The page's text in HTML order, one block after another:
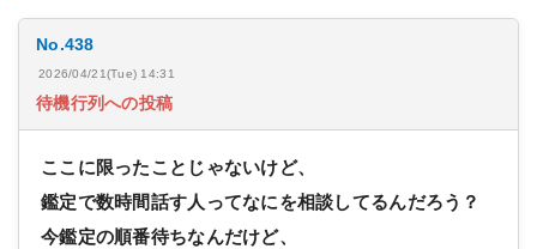
No.438
2026/04/21(Tue) 14:31
待機行列への投稿
ここに限ったことじゃないけど、
鑑定で数時間話す人ってなにを相談してるんだろう？
今鑑定の順番待ちなんだけど、